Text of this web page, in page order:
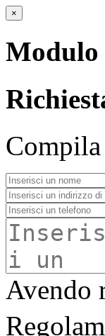
×
Modulo
Avendo